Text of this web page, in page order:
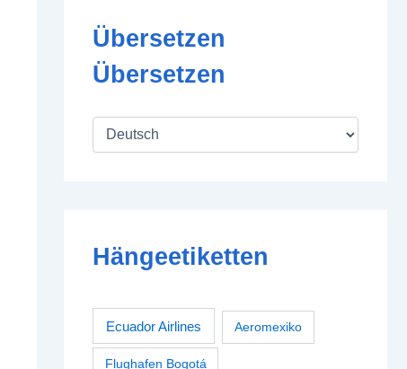
Übersetzen
Übersetzen
Hängeetiketten
Ecuador Airlines Aeromexiko
Flughafen Bogotá